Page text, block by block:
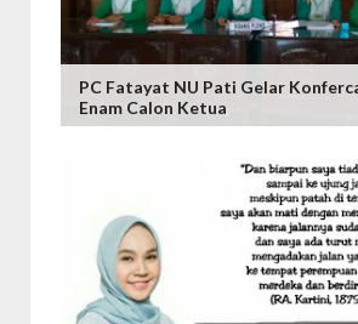
PC Fatayat NU Pati Gelar
Enam Calon Ketua